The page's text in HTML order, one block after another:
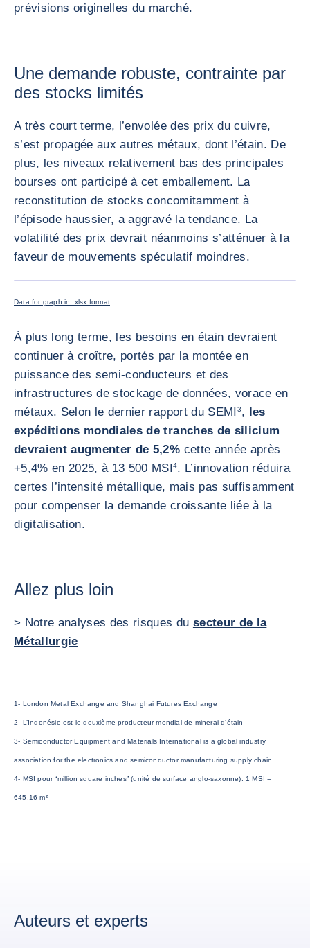
prévisions originelles du marché.
Une demande robuste, contrainte par
des stocks limités
A très court terme, l’envolée des prix du cuivre,
s’est propagée aux autres métaux, dont l’étain. De
plus, les niveaux relativement bas des principales
bourses ont participé à cet emballement. La
reconstitution de stocks concomitamment à
l’épisode haussier, a aggravé la tendance. La
volatilité des prix devrait néanmoins s’atténuer à la
faveur de mouvements spéculatif moindres.
Data for graph in .xlsx format
À plus long terme, les besoins en étain devraient
continuer à croître, portés par la montée en
puissance des semi-conducteurs et des
infrastructures de stockage de données, vorace en
métaux. Selon le dernier rapport du SEMI3, les
expéditions mondiales de tranches de silicium
devraient augmenter de 5,2% cette année après
+5,4% en 2025, à 13 500 MSI4. L’innovation réduira
certes l’intensité métallique, mais pas suffisamment
pour compenser la demande croissante liée à la
digitalisation.
Allez plus loin
> Notre analyses des risques du secteur de la
Métallurgie
1- London Metal Exchange and Shanghai Futures Exchange
2- L’Indonésie est le deuxième producteur mondial de minerai d’étain
3- Semiconductor Equipment and Materials International is a global industry
association for the electronics and semiconductor manufacturing supply chain.
4- MSI pour “million square inches” (unité de surface anglo-saxonne). 1 MSI =
645,16 m²
Auteurs et experts